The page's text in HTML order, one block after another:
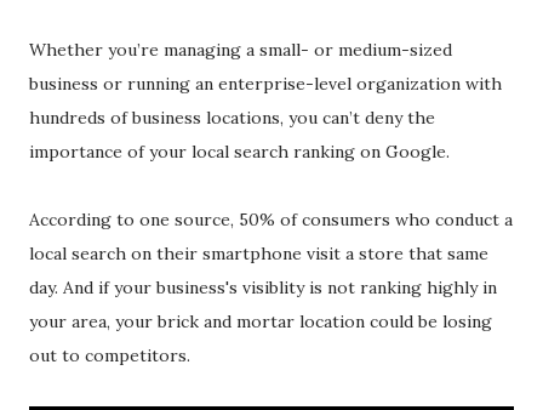
Whether you’re managing a small- or medium-sized
business or running an enterprise-level organization with
hundreds of business locations, you can’t deny the
importance of your local search ranking on Google.
According to one source, 50% of consumers who conduct a
local search on their smartphone visit a store that same
day. And if your business's visiblity is not ranking highly in
your area, your brick and mortar location could be losing
out to competitors.